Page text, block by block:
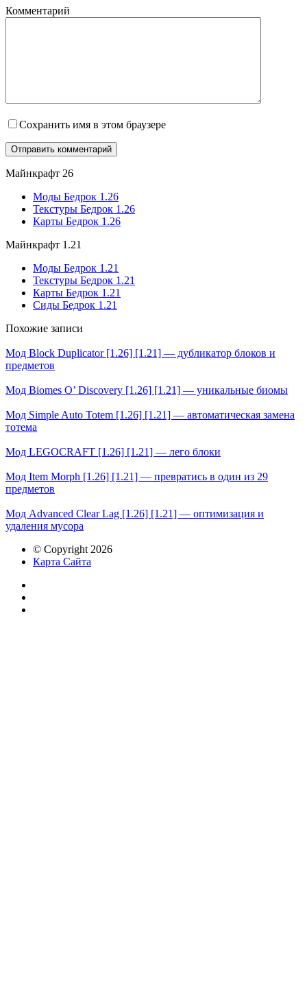
Комментарий
Сохранить имя в этом браузере
Майнкрафт 26
Моды Бедрок 1.26
Текстуры Бедрок 1.26
Карты Бедрок 1.26
Майнкрафт 1.21
Моды Бедрок 1.21
Текстуры Бедрок 1.21
Карты Бедрок 1.21
Сиды Бедрок 1.21
Похожие записи
Мод Block Duplicator [1.26] [1.21] — дубликатор блоков и
предметов
Мод Biomes O’ Discovery [1.26] [1.21] — уникальные биомы
Мод Simple Auto Totem [1.26] [1.21] — автоматическая замена
тотема
Мод LEGOCRAFT [1.26] [1.21] — лего блоки
Мод Item Morph [1.26] [1.21] — превратись в один из 29
предметов
Мод Advanced Clear Lag [1.26] [1.21] — оптимизация и
удаления мусора
© Copyright 2026
Карта Сайта